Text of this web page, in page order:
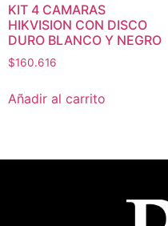
KIT 4 CAMARAS
HIKVISION CON DISCO
DURO BLANCO Y NEGRO
$160.616
Añadir al carrito